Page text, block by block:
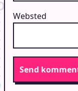
Websted